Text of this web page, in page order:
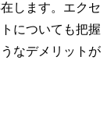
します。エクセ
についても把握
なデメリットが